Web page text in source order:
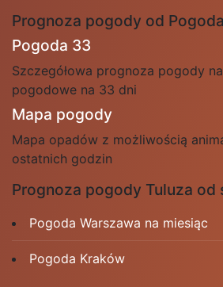
Prognoza pogody od
Pogoda 33
Szczegółowa prognoza pogody
pogodowe na 33 dni
Mapa pogody
Mapa opadów z możliwością
ostatnich godzin
Prognoza pogody Tuluza od
Pogoda Warszawa na miesiąc
Pogoda Kraków